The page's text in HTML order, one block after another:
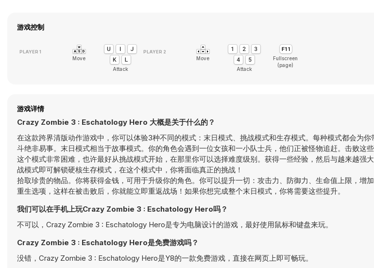
游戏控制
Move
Attack
Move
Attack
Fullscreen
(page)
游戏详情
Crazy Zombie 3 : Eschatology Hero 大概是关于什么的？
在这款跨界清版动作游戏中，你可以体验3种不同的模式：末日模式、挑战模式和生存模式。每种模式都会为
斗绝非易事。末日模式相当于故事模式。你的角色会遇到一位女孩和一小队士兵，他们正被怪物追赶。击败这
这个模式非常困难，也许最好从挑战模式开始，在那里你可以选择难度级别。获得一些经验，然后与越来越强
战模式即可解锁硬核生存模式，在这个模式中，你将面临真正的挑战！
拾取珍贵的物品。你将获得金钱，可用于升级你的角色。你可以提升一切：攻击力、防御力、生命值上限，增
重生选项，这样在被击败后，你就能立即重返战场！如果你想完成整个末日模式，你将需要这些提升。
我们可以在手机上玩Crazy Zombie 3 : Eschatology Hero吗？
不可以，Crazy Zombie 3 : Eschatology Hero是专为电脑设计的游戏，最好使用鼠标和键盘来玩。
Crazy Zombie 3 : Eschatology Hero是免费游戏吗？
没错，Crazy Zombie 3 : Eschatology Hero是Y8的一款免费游戏，直接在网页上即可畅玩。